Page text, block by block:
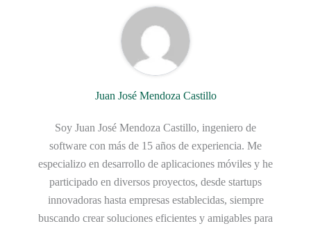
Juan José Mendoza Castillo
Soy Juan José Mendoza Castillo, ingeniero de
software con más de 15 años de experiencia. Me
especializo en desarrollo de aplicaciones móviles y he
participado en diversos proyectos, desde startups
innovadoras hasta empresas establecidas, siempre
buscando crear soluciones eficientes y amigables para